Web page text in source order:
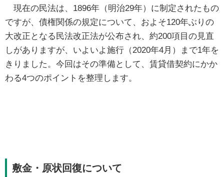
現在の民法は、1896年（明治29年）に制定されたもの
ですが、債権関係の規定について、およそ120年ぶりの
大改正となる民法改正法が公布され、約200項目の見直
しがありますが、いよいよ施行（2020年4月）まで1年を
きりました。今回はその準備として、賃貸借契約にかか
わる4つのポイントを整理します。
敷金・原状回復について